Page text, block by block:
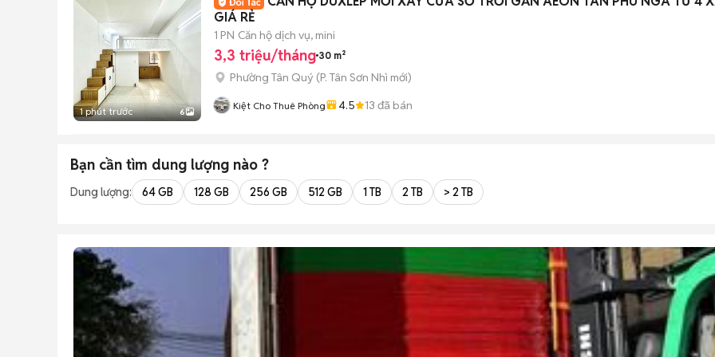
1 phút trước 6
GIÁ RẺ
1 PN Căn hộ dịch vụ, mini
3,3 triệu/tháng 30 m²
Phường Tân Quý (P. Tân Sơn Nhì mới)
Kiệt Cho Thuê Phòng 4.5 13 đã bán
Bạn cần tìm dung lượng nào ?
Dung lượng: 64 GB 128 GB 256 GB 512 GB 1 TB 2 TB > 2 TB